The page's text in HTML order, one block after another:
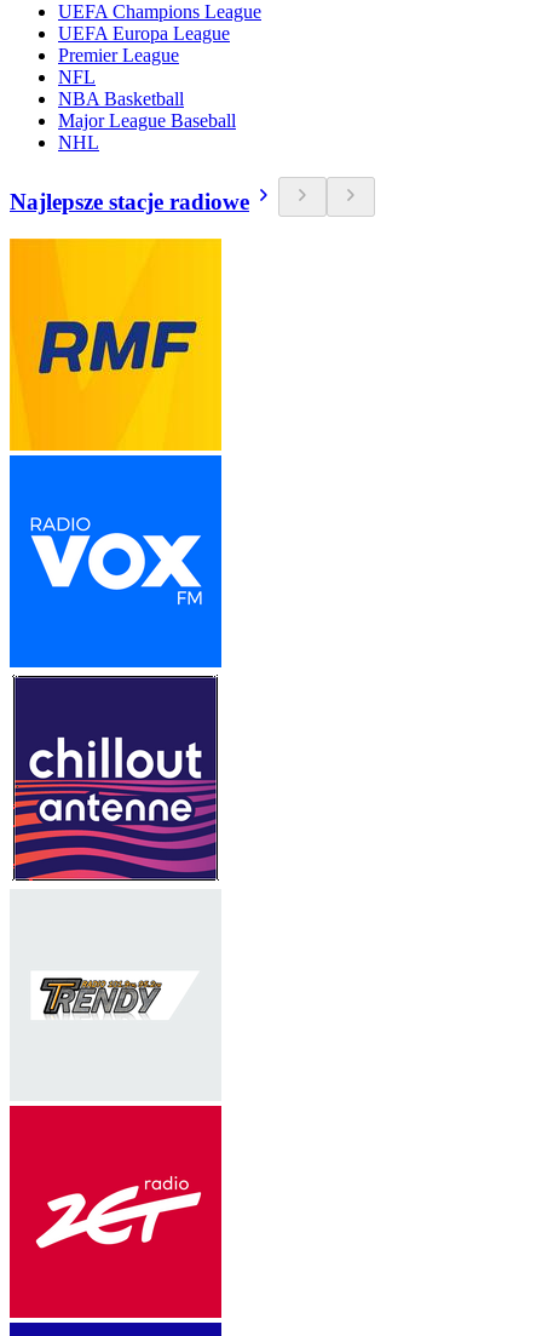
UEFA Champions League
UEFA Europa League
Premier League
NFL
NBA Basketball
Major League Baseball
NHL
Najlepsze stacje radiowe